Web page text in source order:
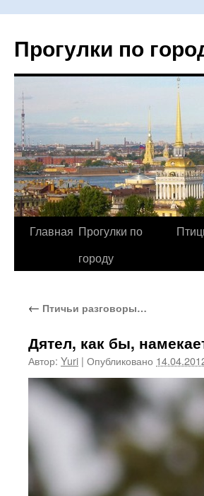
Прогулки по
Перейти
Главная Прогулки по
городу
← Птичьи разговоры…
Дятел, как бы,
Автор: Yuri | Опубликовано